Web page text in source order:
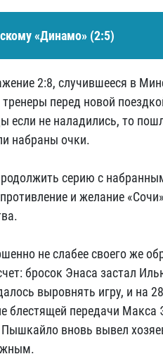
«Динамо» (2:5)
2:8, случившееся в
перед новой
если не наладились, то
набраны очки.
серию с
и желание
не слабее своего же
бросок Энаса застал
выровнять игру, и на
блестящей передачи Макса
вновь вывел